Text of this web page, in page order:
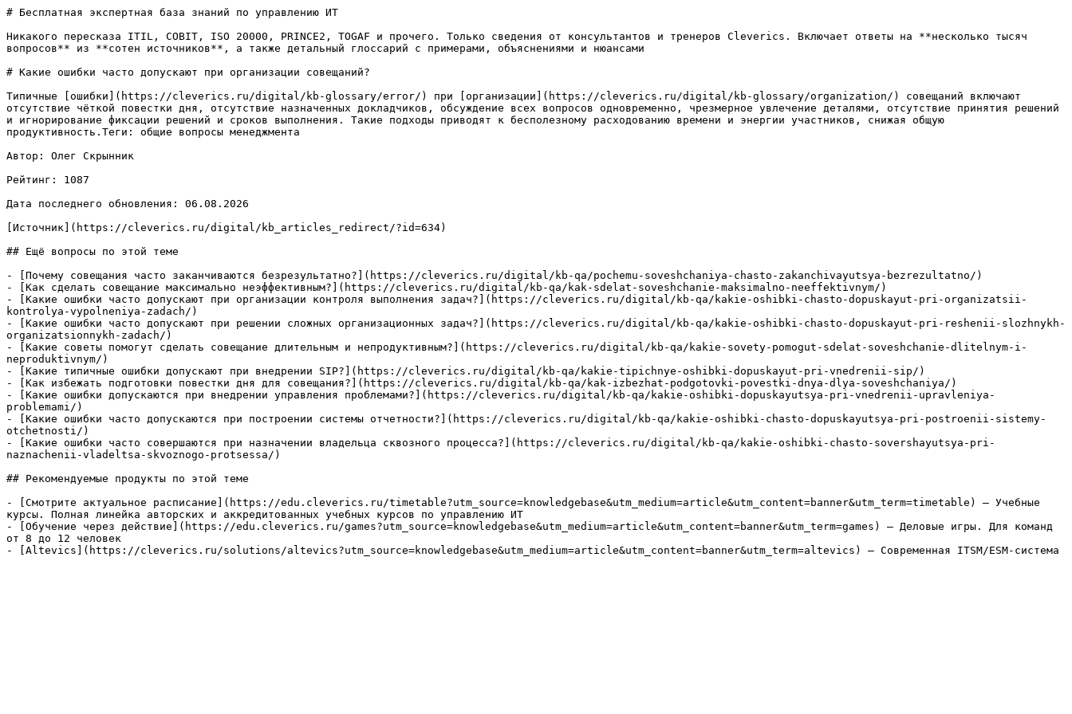
# Бесплатная экспертная база знаний по управлению ИТ
Никакого пересказа ITIL, COBIT, ISO 20000, PRINCE2, TOGAF и прочего. Только сведения от консультантов и тренеров Cleverics. Включает ответы на **несколько тысяч
вопросов** из **сотен источников**, а также детальный глоссарий с примерами, объяснениями и нюансами
# Какие ошибки часто допускают при организации совещаний?
Типичные [ошибки](https://cleverics.ru/digital/kb-glossary/error/) при [организации](https://cleverics.ru/digital/kb-glossary/organization/) совещаний включают
отсутствие чёткой повестки дня, отсутствие назначенных докладчиков, обсуждение всех вопросов одновременно, чрезмерное увлечение деталями, отсутствие принятия решений
и игнорирование фиксации решений и сроков выполнения. Такие подходы приводят к бесполезному расходованию времени и энергии участников, снижая общую
продуктивность.Теги: общие вопросы менеджмента
Автор: Олег Скрынник
Рейтинг: 1087
Дата последнего обновления: 06.08.2026
[Источник](https://cleverics.ru/digital/kb_articles_redirect/?id=634)
## Ещё вопросы по этой теме
- [Почему совещания часто заканчиваются безрезультатно?](https://cleverics.ru/digital/kb-qa/pochemu-soveshchaniya-chasto-zakanchivayutsya-bezrezultatno/)
- [Как сделать совещание максимально неэффективным?](https://cleverics.ru/digital/kb-qa/kak-sdelat-soveshchanie-maksimalno-neeffektivnym/)
- [Какие ошибки часто допускают при организации контроля выполнения задач?](https://cleverics.ru/digital/kb-qa/kakie-oshibki-chasto-dopuskayut-pri-organizatsii-
kontrolya-vypolneniya-zadach/)
- [Какие ошибки часто допускают при решении сложных организационных задач?](https://cleverics.ru/digital/kb-qa/kakie-oshibki-chasto-dopuskayut-pri-reshenii-slozhnykh-
organizatsionnykh-zadach/)
- [Какие советы помогут сделать совещание длительным и непродуктивным?](https://cleverics.ru/digital/kb-qa/kakie-sovety-pomogut-sdelat-soveshchanie-dlitelnym-i-
neproduktivnym/)
- [Какие типичные ошибки допускают при внедрении SIP?](https://cleverics.ru/digital/kb-qa/kakie-tipichnye-oshibki-dopuskayut-pri-vnedrenii-sip/)
- [Как избежать подготовки повестки дня для совещания?](https://cleverics.ru/digital/kb-qa/kak-izbezhat-podgotovki-povestki-dnya-dlya-soveshchaniya/)
- [Какие ошибки допускаются при внедрении управления проблемами?](https://cleverics.ru/digital/kb-qa/kakie-oshibki-dopuskayutsya-pri-vnedrenii-upravleniya-
problemami/)
- [Какие ошибки часто допускаются при построении системы отчетности?](https://cleverics.ru/digital/kb-qa/kakie-oshibki-chasto-dopuskayutsya-pri-postroenii-sistemy-
otchetnosti/)
- [Какие ошибки часто совершаются при назначении владельца сквозного процесса?](https://cleverics.ru/digital/kb-qa/kakie-oshibki-chasto-sovershayutsya-pri-
naznachenii-vladeltsa-skvoznogo-protsessa/)
## Рекомендуемые продукты по этой теме
- [Смотрите актуальное расписание](https://edu.cleverics.ru/timetable?utm_source=knowledgebase&utm_medium=article&utm_content=banner&utm_term=timetable) — Учебные
курсы. Полная линейка авторских и аккредитованных учебных курсов по управлению ИТ
- [Обучение через действие](https://edu.cleverics.ru/games?utm_source=knowledgebase&utm_medium=article&utm_content=banner&utm_term=games) — Деловые игры. Для команд
от 8 до 12 человек
- [Altevics](https://cleverics.ru/solutions/altevics?utm_source=knowledgebase&utm_medium=article&utm_content=banner&utm_term=altevics) — Современная ITSM/ESM-система